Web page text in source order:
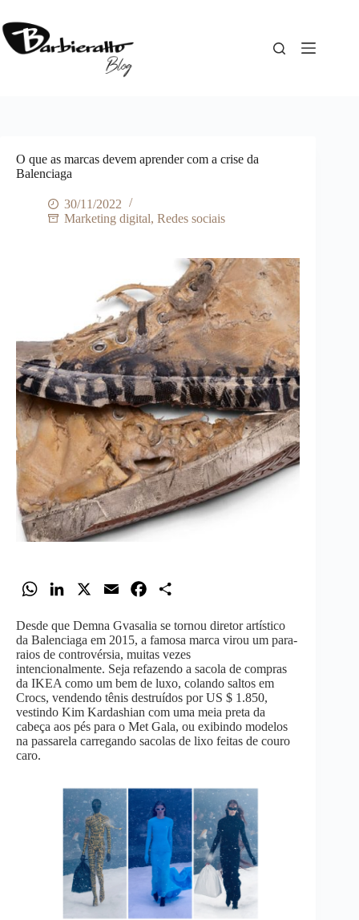
para
o
conteúdo
O que as marcas devem aprender com a crise da
Balenciaga
30/11/2022
Marketing digital, Redes sociais
W
a
s
A
p
p
n
k
e
d
I
n
a
l
c
e
b
o
o
k
a
r
e
Desde que Demna Gvasalia se tornou diretor artístico
da Balenciaga em 2015, a famosa marca virou um para-
raios de controvérsia, muitas vezes
intencionalmente. Seja refazendo a sacola de compras
da IKEA como um bem de luxo, colando saltos em
Crocs, vendendo tênis destruídos por US $ 1.850,
vestindo Kim Kardashian com uma meia preta da
cabeça aos pés para o Met Gala, ou exibindo modelos
na passarela carregando sacolas de lixo feitas de couro
caro.